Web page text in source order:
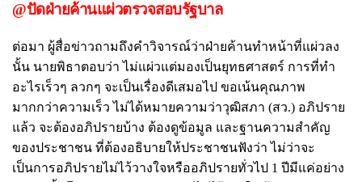
@ปัดฝ่ายค้านแผ่วตรวจสอบรัฐบาล
ต่อมา ผู้สื่อข่าวถามถึงคำวิจารณ์ว่าฝ่ายค้านทำหน้าที่แผ่วลง
นั้น นายพิธาตอบว่า ไม่แผ่วแต่มองเป็นยุทธศาสตร์ การที่ทำ
อะไรเร็วๆ ลวกๆ จะเป็นเรื่องดีเสมอไป ขอเน้นคุณภาพ
มากกว่าความเร็ว ไม่ได้หมายความว่าวุฒิสภา (สว.) อภิปราย
แล้ว จะต้องอภิปรายบ้าง ต้องดูข้อมูล และฐานความสำคัญ
ของประชาชน ที่ต้องอธิบายให้ประชาชนฟังว่า ไม่ว่าจะ
เป็นการอภิปรายไม่ไว้วางใจหรืออภิปรายทั่วไป 1 ปีมีแค่อย่าง